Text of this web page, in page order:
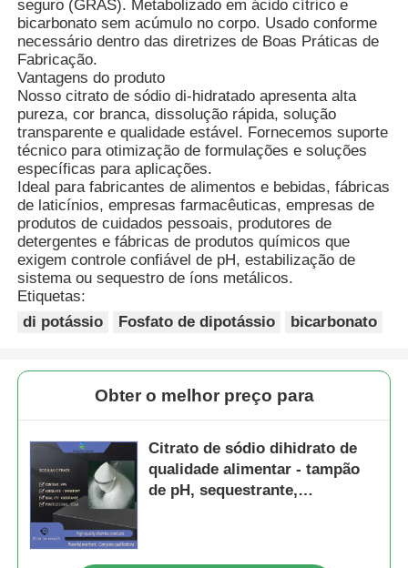
Química de uso diário
seguro (GRAS). Metabolizado em ácido cítrico e
bicarbonato sem acúmulo no corpo. Usado conforme
necessário dentro das diretrizes de Boas Práticas de
Fabricação.
Vantagens do produto
Nosso citrato de sódio di-hidratado apresenta alta
pureza, cor branca, dissolução rápida, solução
transparente e qualidade estável. Fornecemos suporte
técnico para otimização de formulações e soluções
específicas para aplicações.
Ideal para fabricantes de alimentos e bebidas, fábricas
de laticínios, empresas farmacêuticas, empresas de
produtos de cuidados pessoais, produtores de
detergentes e fábricas de produtos químicos que
exigem controle confiável de pH, estabilização de
sistema ou sequestro de íons metálicos.
Etiquetas:
di potássio
Fosfato de dipotássio bicarbonato
Obter o melhor preço para
Citrato de sódio dihidrato de
qualidade alimentar - tampão
de pH, sequestrante,